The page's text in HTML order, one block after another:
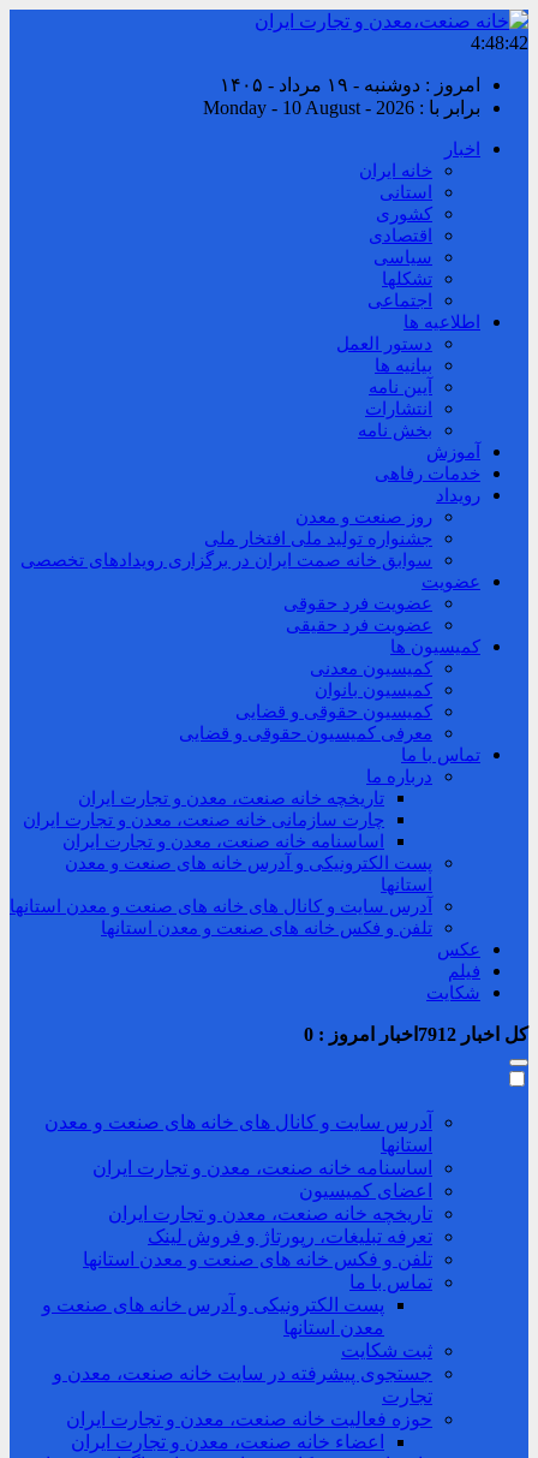
4:48:43
امروز : دوشنبه - ۱۹ مرداد - ۱۴۰۵
برابر با : Monday - 10 August - 2026
اخبار
خانه ایران
استانی
کشوری
اقتصادی
سیاسی
تشکلها
اجتماعی
اطلاعیه ها
دستور العمل
بیانیه ها
آیین نامه
انتشارات
بخش نامه
آموزش
خدمات رفاهی
رویداد
روز صنعت و معدن
جشنواره تولید ملی افتخار ملی
سوابق خانه صمت ایران در برگزاری رویدادهای تخصصی
عضویت
عضویت فرد حقوقی
عضویت فرد حقیقی
کمیسیون ها
کمیسیون معدنی
کمیسیون بانوان
کمیسیون حقوقی و قضایی
معرفی کمیسیون حقوقی و قضایی
تماس با ما
درباره ما
تاریخچه خانه صنعت، معدن و تجارت ایران
چارت سازمانی خانه صنعت، معدن و تجارت ایران
اساسنامه خانه صنعت، معدن و تجارت ایران
پست الکترونیکی و آدرس خانه های صنعت و معدن
استانها
آدرس سایت و کانال های خانه های صنعت و معدن استانها
تلفن و فکس خانه های صنعت و معدن استانها
عکس
فیلم
شکایت
کل اخبار اخبار امروز : 0
آدرس سایت و کانال های خانه های صنعت و معدن
استانها
اساسنامه خانه صنعت، معدن و تجارت ایران
اعضای کمیسیون
تاریخچه خانه صنعت، معدن و تجارت ایران
تعرفه تبلیغات، رپورتاژ و فروش لینک
تلفن و فکس خانه های صنعت و معدن استانها
تماس با ما
پست الکترونیکی و آدرس خانه های صنعت و
معدن استانها
ثبت شکایت
جستجوی پیشرفته در سایت خانه صنعت، معدن و
تجارت
حوزه فعالیت خانه صنعت، معدن و تجارت ایران
اعضاء خانه صنعت، معدن و تجارت ایران